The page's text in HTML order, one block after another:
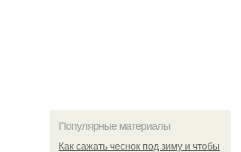
Популярные материалы
Как сажать чеснок под зиму и чтобы